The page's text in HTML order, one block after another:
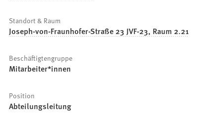
Standort & Raum
Joseph-von-Fraunhofer-Straße 23 JVF-23, Raum 2.21
Beschäftigtengruppe
Mitarbeiter*innen
Position
Abteilungsleitung